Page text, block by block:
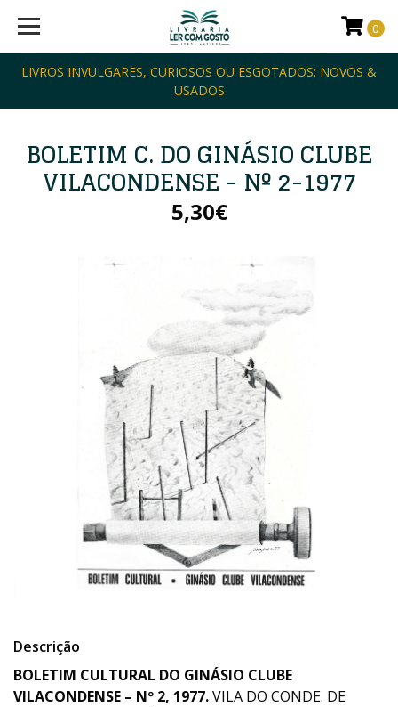
LIVROS INVULGARES, CURIOSOS OU ESGOTADOS: NOVOS &
USADOS
0
BOLETIM C. DO GINÁSIO CLUBE
VILACONDENSE - Nº 2-1977
5,30€
Descrição
BOLETIM CULTURAL DO GINÁSIO CLUBE
VILACONDENSE – Nº 2, 1977.VILA DO CONDE. DE